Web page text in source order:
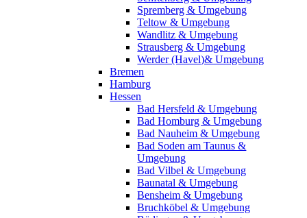
Spremberg & Umgebung
Teltow & Umgebung
Wandlitz & Umgebung
Strausberg & Umgebung
Werder (Havel)& Umgebung
Bremen
Hamburg
Hessen
Bad Hersfeld & Umgebung
Bad Homburg & Umgebung
Bad Nauheim & Umgebung
Bad Soden am Taunus &
Umgebung
Bad Vilbel & Umgebung
Baunatal & Umgebung
Bensheim & Umgebung
Bruchköbel & Umgebung